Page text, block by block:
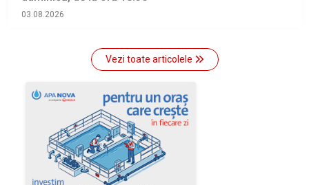
03.08.2026
Vezi toate articolele